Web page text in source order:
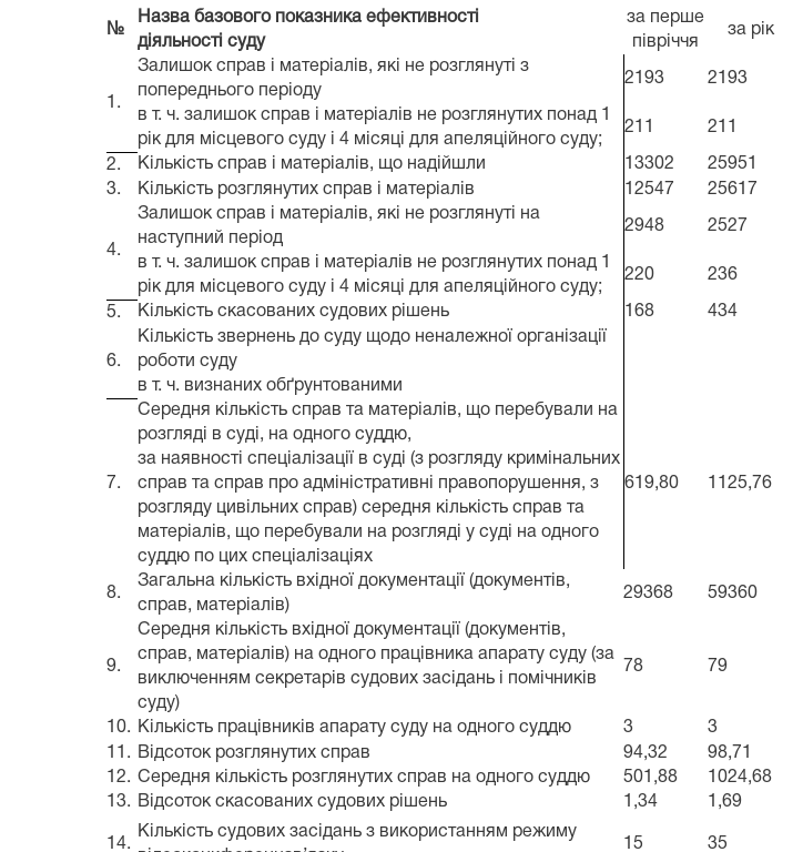
№
Назва базового показника ефективності
діяльності суду
за перше
півріччя
за рік
1.
Залишок справ і матеріалів, які не розглянуті з
попереднього періоду
2193 2193
в т. ч. залишок справ і матеріалів не розглянутих понад 1
рік для місцевого суду і 4 місяці для апеляційного суду;
211 211
2. Кількість справ і матеріалів, що надійшли 13302
25951
3.
Кількість розглянутих справ і матеріалів 12547 25617
4.
Залишок справ і матеріалів, які не розглянуті на
наступний період
2948 2527
в т. ч. залишок справ і матеріалів не розглянутих понад 1
рік для місцевого суду і 4 місяці для апеляційного суду;
220 236
5. Кількість скасованих судових рішень 168 434
6.
Кількість звернень до суду щодо неналежної організації
роботи суду
в т. ч. визнаних обґрунтованими
7.
Середня кількість справ та матеріалів, що перебували на
розгляді в суді, на одного суддю,
за наявності спеціалізації в суді (з розгляду кримінальних
справ та справ про адміністративні правопорушення, з
розгляду цивільних справ) середня кількість справ та
матеріалів, що перебували на розгляді у суді на одного
суддю по цих спеціалізаціях
619,80 1125,76
8.
Загальна кількість вхідної документації (документів,
справ, матеріалів)
29368 59360
9.
Середня кількість вхідної документації (документів,
справ, матеріалів) на одного працівника апарату суду (за
виключенням секретарів судових засідань і помічників
суду)
78 79
10. Кількість працівників апарату суду на одного суддю 3
3
11.
Відсоток розглянутих справ 94,32
98,71
12. Середня кількість розглянутих справ на одного суддю 501,88
1024,68
13.
Відсоток скасованих судових рішень 1,34 1,69
14.
Кількість судових засідань з використанням режиму
15 35